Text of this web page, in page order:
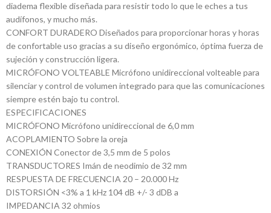
diadema flexible diseñada para resistir todo lo que le eches a tus
audífonos, y mucho más.
CONFORT DURADERO Diseñados para proporcionar horas y horas
de confortable uso gracias a su diseño ergonómico, óptima fuerza de
sujeción y construcción ligera.
MICRÓFONO VOLTEABLE Micrófono unidireccional volteable para
silenciar y control de volumen integrado para que las comunicaciones
siempre estén bajo tu control.
ESPECIFICACIONES
MICRÓFONO Micrófono unidireccional de 6,0 mm
ACOPLAMIENTO Sobre la oreja
CONEXIÓN Conector de 3,5 mm de 5 polos
TRANSDUCTORES Imán de neodimio de 32 mm
RESPUESTA DE FRECUENCIA 20 – 20.000 Hz
DISTORSIÓN <3% a 1 kHz 104 dB +/- 3 dDB a
IMPEDANCIA 32 ohmios